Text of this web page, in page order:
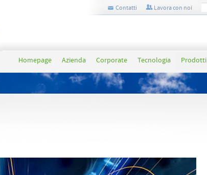
Contatti Lavora con noi
Homepage Azienda Corporate Tecnologia Prodotti